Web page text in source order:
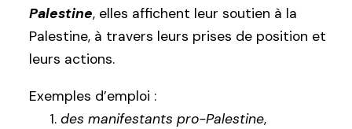
Palestine, elles affichent leur soutien à la
Palestine, à travers leurs prises de position et
leurs actions.
Exemples d’emploi :
des manifestants pro-Palestine,